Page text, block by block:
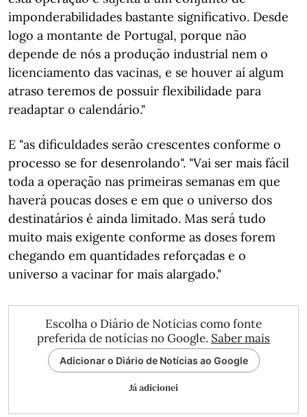
imponderabilidades bastante significativo. Desde
logo a montante de Portugal, porque não
depende de nós a produção industrial nem o
licenciamento das vacinas, e se houver aí algum
atraso teremos de possuir flexibilidade para
readaptar o calendário."
E "as dificuldades serão crescentes conforme o
processo se for desenrolando". "Vai ser mais fácil
toda a operação nas primeiras semanas em que
haverá poucas doses e em que o universo dos
destinatários é ainda limitado. Mas será tudo
muito mais exigente conforme as doses forem
chegando em quantidades reforçadas e o
universo a vacinar for mais alargado."
Escolha o Diário de Notícias como fonte
preferida de notícias no Google. Saber mais
Adicionar o Diário de Notícias ao Google
Já adicionei